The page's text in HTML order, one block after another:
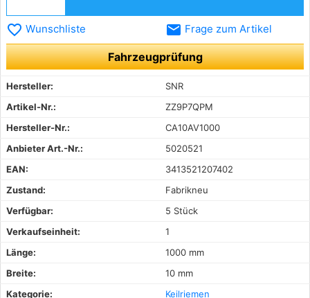
favorite_border Wunschliste email Frage zum Artikel
Fahrzeugprüfung
Hersteller:
SNR
Artikel-Nr.:
ZZ9P7QPM
Hersteller-Nr.:
CA10AV1000
Anbieter Art.-Nr.:
5020521
EAN:
3413521207402
Zustand:
Fabrikneu
Verfügbar:
5 Stück
Verkaufseinheit:
1
Länge:
1000 mm
Breite:
10 mm
Kategorie:
Keilriemen